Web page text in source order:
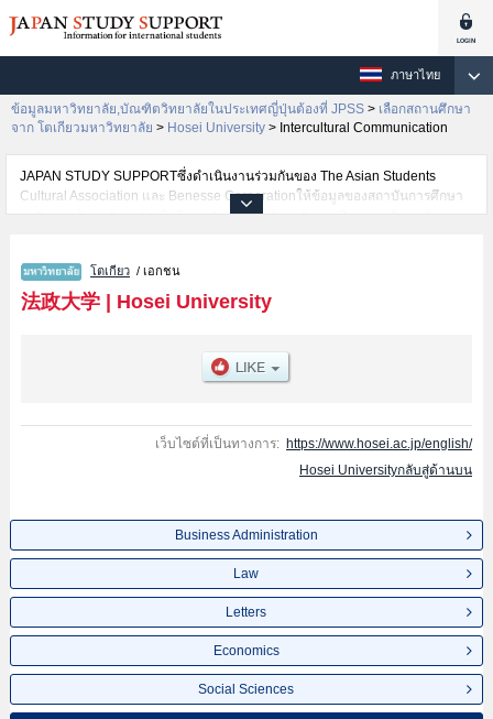
ภาษาไทย
ข้อมูลมหาวิทยาลัย,บัณฑิตวิทยาลัยในประเทศญี่ปุ่นต้องที่ JPSS > เลือกสถานศึกษา
จาก โตเกียวมหาวิทยาลัย > Hosei University > Intercultural Communication
JAPAN STUDY SUPPORTซึ่งดำเนินงานร่วมกันของ The Asian Students
Cultural Association และ Benesse Corporationให้ข้อมูลของสถาบันการศึกษา
ระดับมหาวิทยาลัย・บัณฑิตวิทยาลัย・วิทยาลัยระดับอนุปริญญา・วิทยาลัย
เช่นข้อมูลของแต่ละคณะ,ข้อมูลการสอบคัดเลือกเข้าศึกษาเช่นจำนวนคนที่รับ
สมัครหรือจำนวนคนที่ผ่านการสอบคัดเลือกเป็นต้น,แนะนำสถานที่,การเดินทาง
เป็นต้นไว้ด้วยดังนั้นขอเชิญใช้บริการค้นหาข้อมูลตามอัธยาศัย
โตเกียว / เอกชน
法政大学| Hosei University
เว็บไซต์ที่เป็นทางการ: https://www.hosei.ac.jp/english/
Hosei Universityกลับสู่ด้านบน
Business Administration
Law
Letters
Economics
Social Sciences